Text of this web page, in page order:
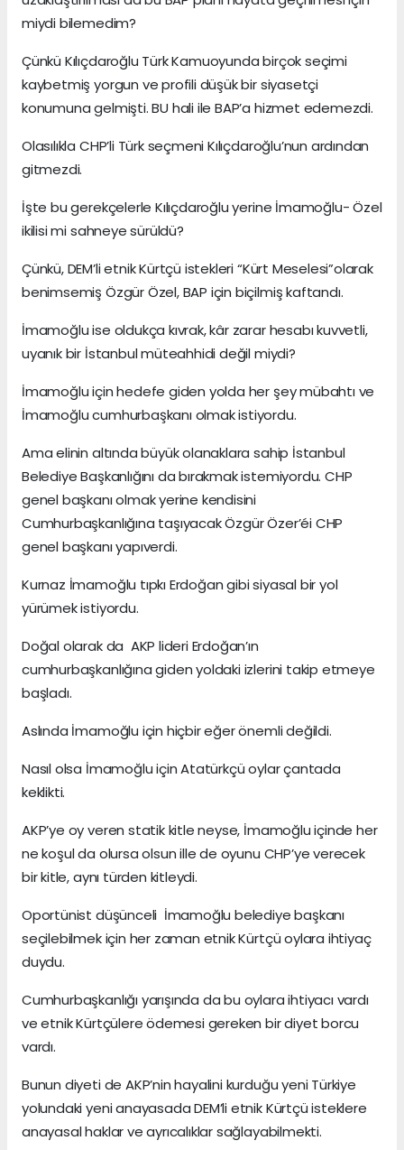
miydi bilemedim?
Çünkü Kılıçdaroğlu Türk Kamuoyunda birçok seçimi
kaybetmiş yorgun ve profili düşük bir siyasetçi
konumuna gelmişti. BU hali ile BAP’a hizmet edemezdi.
Olasılıkla CHP’li Türk seçmeni Kılıçdaroğlu’nun ardından
gitmezdi.
İşte bu gerekçelerle Kılıçdaroğlu yerine İmamoğlu- Özel
ikilisi mi sahneye sürüldü?
Çünkü, DEM’li etnik Kürtçü istekleri “Kürt Meselesi”olarak
benimsemiş Özgür Özel, BAP için biçilmiş kaftandı.
İmamoğlu ise oldukça kıvrak, kâr zarar hesabı kuvvetli,
uyanık bir İstanbul müteahhidi değil miydi?
İmamoğlu için hedefe giden yolda her şey mübahtı ve
İmamoğlu cumhurbaşkanı olmak istiyordu.
Ama elinin altında büyük olanaklara sahip İstanbul
Belediye Başkanlığını da bırakmak istemiyordu. CHP
genel başkanı olmak yerine kendisini
Cumhurbaşkanlığına taşıyacak Özgür Özer’éi CHP
genel başkanı yapıverdi.
Kurnaz İmamoğlu tıpkı Erdoğan gibi siyasal bir yol
yürümek istiyordu.
Doğal olarak da AKP lideri Erdoğan’ın
cumhurbaşkanlığına giden yoldaki izlerini takip etmeye
başladı.
Aslında İmamoğlu için hiçbir eğer önemli değildi.
Nasıl olsa İmamoğlu için Atatürkçü oylar çantada
keklikti.
AKP’ye oy veren statik kitle neyse, İmamoğlu içinde her
ne koşul da olursa olsun ille de oyunu CHP’ye verecek
bir kitle, aynı türden kitleydi.
Oportünist düşünceli İmamoğlu belediye başkanı
seçilebilmek için her zaman etnik Kürtçü oylara ihtiyaç
duydu.
Cumhurbaşkanlığı yarışında da bu oylara ihtiyacı vardı
ve etnik Kürtçülere ödemesi gereken bir diyet borcu
vardı.
Bunun diyeti de AKP’nin hayalini kurduğu yeni Türkiye
yolundaki yeni anayasada DEM’li etnik Kürtçü isteklere
anayasal haklar ve ayrıcalıklar sağlayabilmekti.